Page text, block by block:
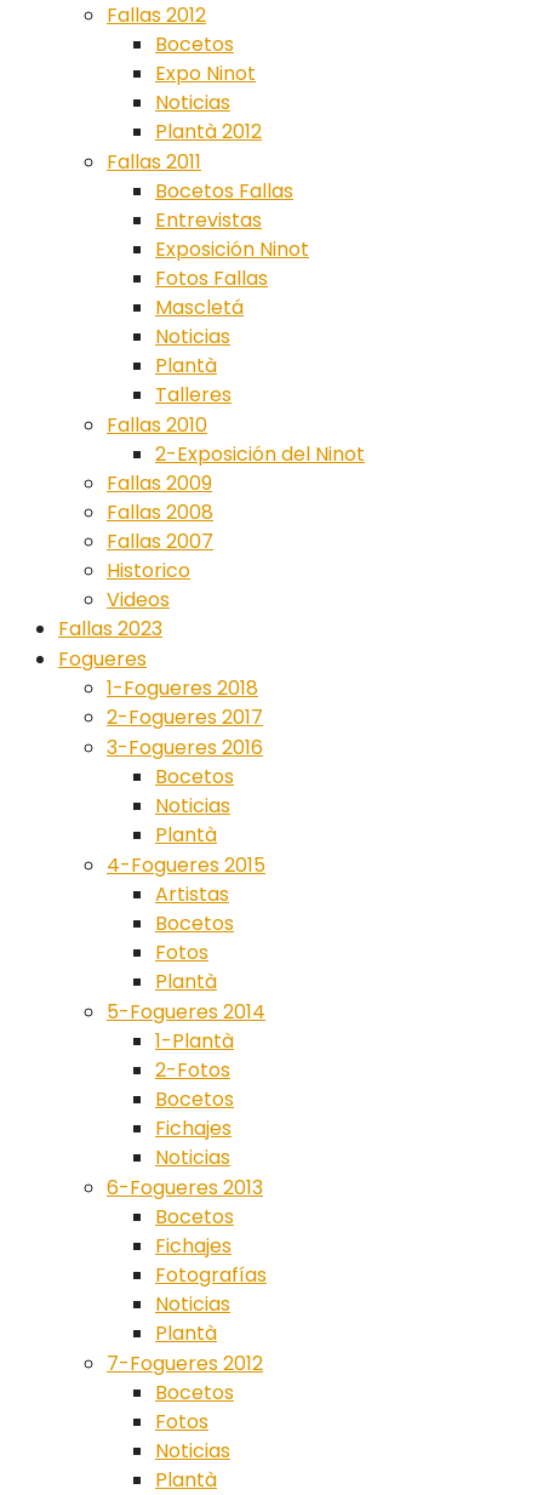
Fallas 2012
Bocetos
Expo Ninot
Noticias
Plantà 2012
Fallas 2011
Bocetos Fallas
Entrevistas
Exposición Ninot
Fotos Fallas
Mascletá
Noticias
Plantà
Talleres
Fallas 2010
2-Exposición del Ninot
Fallas 2009
Fallas 2008
Fallas 2007
Historico
Videos
Fallas 2023
Fogueres
1-Fogueres 2018
2-Fogueres 2017
3-Fogueres 2016
Bocetos
Noticias
Plantà
4-Fogueres 2015
Artistas
Bocetos
Fotos
Plantà
5-Fogueres 2014
1-Plantà
2-Fotos
Bocetos
Fichajes
Noticias
6-Fogueres 2013
Bocetos
Fichajes
Fotografías
Noticias
Plantà
7-Fogueres 2012
Bocetos
Fotos
Noticias
Plantà